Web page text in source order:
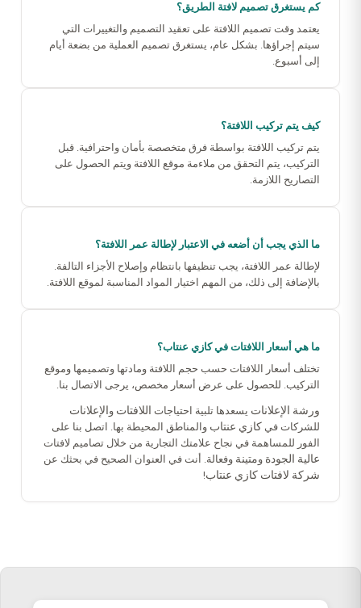
كم يستغرق تصميم لافتة الطريق؟
يعتمد وقت تصميم اللافتة على تعقيد التصميم والتغييرات التي
سيتم إجراؤها. بشكل عام، يستغرق تصميم العملية من بضعة أيام
إلى أسبوع.
كيف يتم تركيب اللافتة؟
يتم تركيب اللافتة بواسطة فرق متخصصة بأمان واحترافية. قبل
التركيب، يتم التحقق من ملاءمة موقع اللافتة ويتم الحصول على
التصاريح اللازمة.
ما الذي يجب أن أضعه في الاعتبار لإطالة عمر اللافتة؟
لإطالة عمر اللافتة، يجب تنظيفها بانتظام وإصلاح الأجزاء التالفة.
بالإضافة إلى ذلك، من المهم اختيار المواد المناسبة لموقع اللافتة.
ما هي أسعار اللافتات في كازي عنتاب؟
تختلف أسعار اللافتات حسب حجم اللافتة ومادتها وتصميمها وموقع
التركيب. للحصول على عرض أسعار مخصص، يرجى الاتصال بنا.
ورشة الإعلانات يسعدها تلبية احتياجات اللافتات والإعلانات
للشركات في كازي عنتاب والمناطق المحيطة بها. اتصل بنا على
الفور للمساهمة في نجاح علامتك التجارية من خلال تصاميم لافتات
عالية الجودة ومتينة وفعالة. أنت في العنوان الصحيح في بحثك عن
شركة لافتات كازي عنتاب!